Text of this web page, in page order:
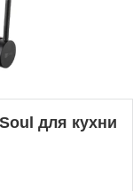
для кухни